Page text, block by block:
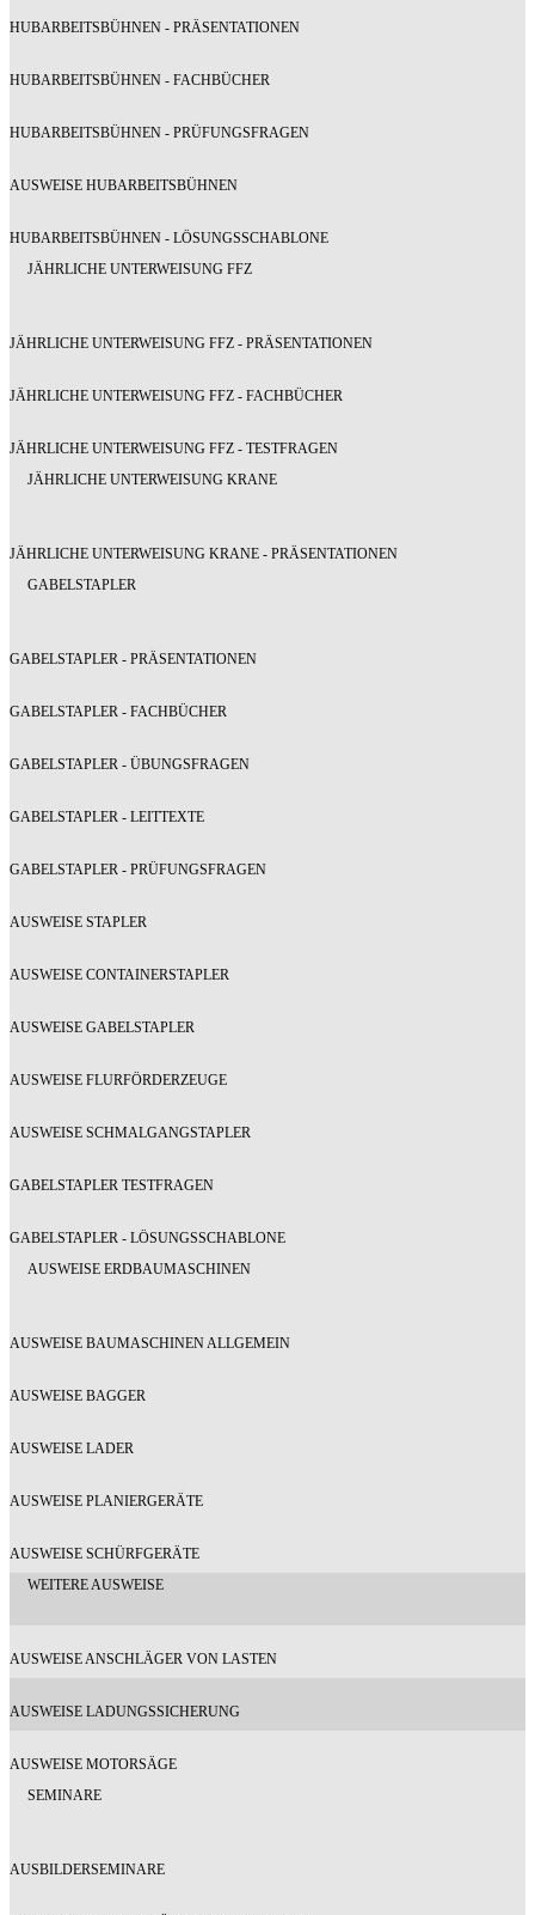
HUBARBEITSBÜHNEN - PRÄSENTATIONEN
HUBARBEITSBÜHNEN - FACHBÜCHER
HUBARBEITSBÜHNEN - PRÜFUNGSFRAGEN
AUSWEISE HUBARBEITSBÜHNEN
HUBARBEITSBÜHNEN - LÖSUNGSSCHABLONE
JÄHRLICHE UNTERWEISUNG FFZ
JÄHRLICHE UNTERWEISUNG FFZ - PRÄSENTATIONEN
JÄHRLICHE UNTERWEISUNG FFZ - FACHBÜCHER
JÄHRLICHE UNTERWEISUNG FFZ - TESTFRAGEN
JÄHRLICHE UNTERWEISUNG KRANE
JÄHRLICHE UNTERWEISUNG KRANE - PRÄSENTATIONEN
GABELSTAPLER
GABELSTAPLER - PRÄSENTATIONEN
GABELSTAPLER - FACHBÜCHER
GABELSTAPLER - ÜBUNGSFRAGEN
GABELSTAPLER - LEITTEXTE
GABELSTAPLER - PRÜFUNGSFRAGEN
AUSWEISE STAPLER
AUSWEISE CONTAINERSTAPLER
AUSWEISE GABELSTAPLER
AUSWEISE FLURFÖRDERZEUGE
AUSWEISE SCHMALGANGSTAPLER
GABELSTAPLER TESTFRAGEN
GABELSTAPLER - LÖSUNGSSCHABLONE
AUSWEISE ERDBAUMASCHINEN
AUSWEISE BAUMASCHINEN ALLGEMEIN
AUSWEISE BAGGER
AUSWEISE LADER
AUSWEISE PLANIERGERÄTE
AUSWEISE SCHÜRFGERÄTE
WEITERE AUSWEISE
AUSWEISE ANSCHLÄGER VON LASTEN
AUSWEISE LADUNGSSICHERUNG
AUSWEISE MOTORSÄGE
SEMINARE
AUSBILDERSEMINARE